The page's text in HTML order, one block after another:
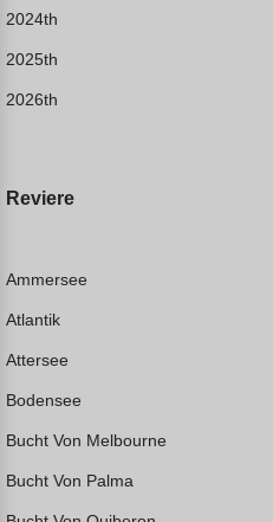
2024th
2025th
2026th
Reviere
Ammersee
Atlantik
Attersee
Bodensee
Bucht Von Melbourne
Bucht Von Palma